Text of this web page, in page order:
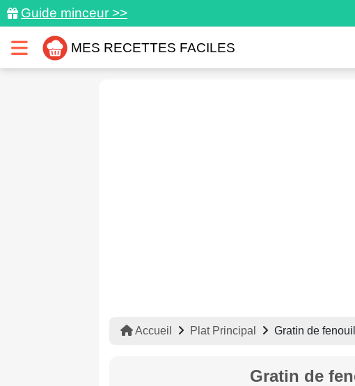
Guide minceur >>
MES RECETTES FACILES
Accueil Plat Principal Gratin de
Gratin de